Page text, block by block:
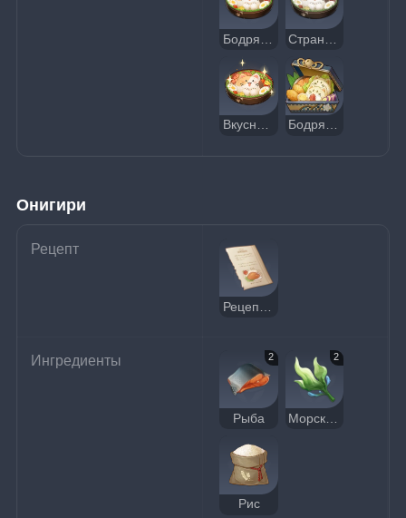
Вкусное бодрящее кошачье лакомство Бодрящий бэнто
Онигири
Рецепт
Ингредиенты 2
Рыба
2
Рис